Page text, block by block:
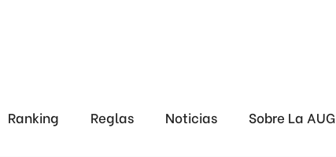
Ranking Reglas Noticias Sobre La AUG